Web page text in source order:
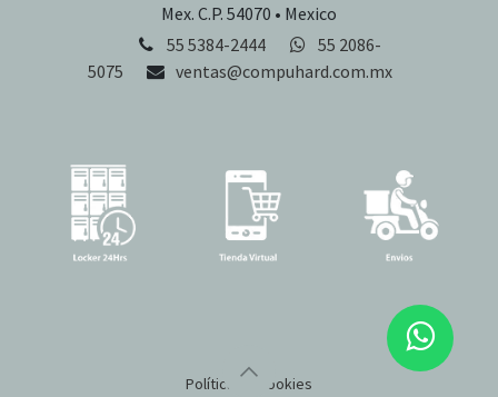
Mex. C.P. 54070 • Mexico
55 5384-2444
55 2086-
5075
ventas@compuhard.com.mx
Política de cookies